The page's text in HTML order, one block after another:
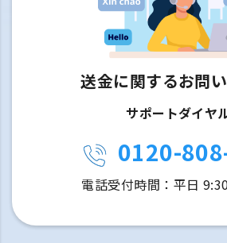
送金に関するお問
サポートダイヤ
0120-
電話受付時間：平日